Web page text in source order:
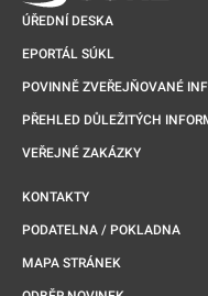
ÚŘEDNÍ DESKA
EPORTÁL SÚKL
POVINNĚ ZVEŘEJŇOVANÉ
PŘEHLED DŮLEŽITÝCH
VEŘEJNÉ ZAKÁZKY
KONTAKTY
PODATELNA / POKLADNA
MAPA STRÁNEK